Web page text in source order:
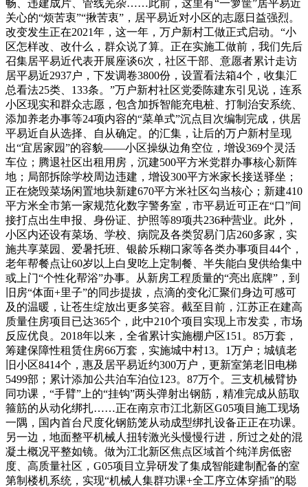
畅、违建成片、管线芜杂……此前，这里有“一箩筐”居平易近
关心的“烦苦衷”“揪苦衷”，居平易近对小区的志愿日益强烈。
改变发生正在2021年，这一年，万户新村工做正式启动。“小
区怎样改、改什么，群众说了算。正在实施工做前，我们先后
召集居平易近代表开展座谈6次，社区干部、意愿者累计走访
居平易近2937户，下发调卷3800份，设置看法箱4个，收集汇
总看法25类、133条。”万户新村社区党委陈建东引见说，连系
小区现实和群众志愿，包含加拆智能充电桩、打制治安系统、
添加养老办事等24项内容的“菜单式”沉点目次编制完成，供居
平易近自从选择、自从确定。的汇集，让后的万户新村呈现
出“宜居家园”的容貌——小区操纵边角空位，增设369个灵活
车位；腾退社区出租用房，沉建500平方米党群办事核心新阵
地；局部拆除学校周边违建，增设300平方米家长接送驿坐；
正在烧毁菜场闲置地块新建670平方米社区勾当核心；新建410
平方米全市第一家规范化数字警务室，市平易近可正在“口”间
接打点出生申报、身份证、护照等89项共236种营业。此外，
小区内还设有菜场、学校、病院及各类贸易门店260多家，实
施共享菜园、爱暑托班、银龄乐糊口家等各类办事项目44个，
老年帮餐点让60岁以上白叟吃上定制餐、半失能白叟供给集中
或上门“个性化帮浴”办事。从新房工程质量的“亮出底牌”，到
旧房“体面+里子”的同步提拔，点滴的变化汇聚们身边可感可
及的温暖，让苍生绽放出更多笑容。截至目前，江苏正在建高
质量住房项目已达365个，此中210个项目实现上市发卖，市场
反应优良。2018年以来，全省累计实施棚户区151。85万套，
筹建保障性租赁住房66万套，实施城中村13。1万户；城镇老
旧小区8414个，惠及居平易近约300万户，更新室第老旧电梯
5499部；累计添加公共泊车泊位123。87万个。三支机械臂协
同功课，“手臂”上的“挂钩”两头弹射出钢筋，精准完成从筋取
箍筋的从动化绑扎……正在南京市江北新区G05项目施工现场
一隅，国内首台尺度化钢筋笼从动成型绑扎设备正正在功课。
另一边，地面整平机械人扭转激光头慢慢行进，所过之处的混
凝土概况平整如镜。做为江北新区焦点区域首个纯洋房低密
度、高质量社区，G05项目立异研发了集成智能建制配备的室
第制楼机系统，实现“机械人集群功课+全工序立体穿插”的聪